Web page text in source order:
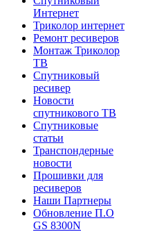
Интернет
Триколор интернет
Ремонт ресиверов
Монтаж Триколор
ТВ
Спутниковый
ресивер
Новости
спутникового ТВ
Спутниковые
статьи
Транспондерные
новости
Прошивки для
ресиверов
Наши Партнеры
Обновление П.О
GS 8300N